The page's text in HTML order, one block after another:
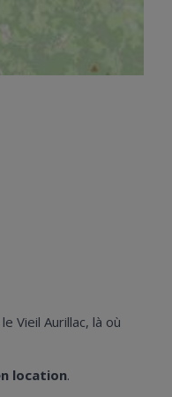
Vieil Aurillac, là où
location.